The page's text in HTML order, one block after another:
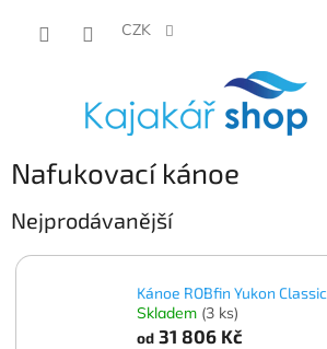
CZK
Nafukovací kánoe
Nejprodávanější
Kánoe ROBfin Yukon Classic
Skladem (3 ks)
od 31 806 Kč